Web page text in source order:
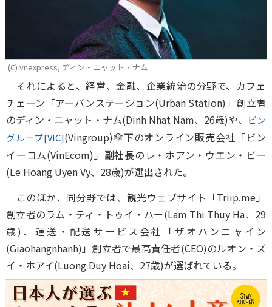
(C) vnexpress, ディン・ニャット・ナム
それによると、経営、金融、企業統治の分野で、カフェ
チェーン「アーバンステーション(Urban Station)」創立者
のディン・ニャット・ナム(Dinh Nhat Nam、26歳)や、 ビン
グループ[VIC](Vingroup)傘下のオンライン販売会社「ビン
イーコム(VinEcom)」副社長のレ・ホアン・ウエン・ビー
(Le Hoang Uyen Vy、28歳)が選出された。
このほか、同分野では、観光ウェブサイト「Triip.me」
創立者のラム・ティ・トゥイ・ハー(Lam Thi Thuy Ha、29
歳)、運送・配送サービス会社「ザオハンニャイン
(Giaohangnhanh)」創立者で最高責任者(CEO)のルオン・ズ
イ・ホアイ(Luong Duy Hoai、27歳)が選ばれている。